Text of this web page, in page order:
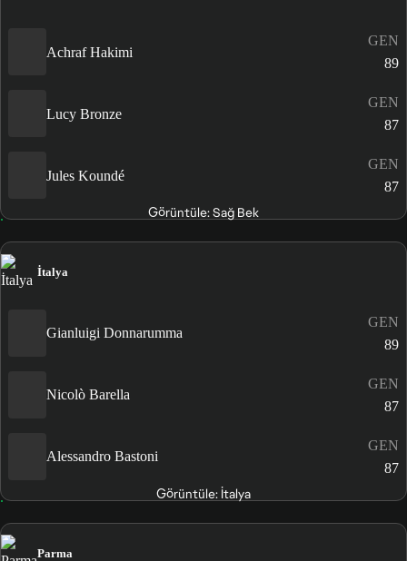
Achraf Hakimi
GEN
89
Lucy Bronze
GEN
87
Jules Koundé
GEN
87
Görüntüle: Sağ Bek
İtalya
Gianluigi Donnarumma
GEN
89
Nicolò Barella
GEN
87
Alessandro Bastoni
GEN
87
Görüntüle: İtalya
Parma